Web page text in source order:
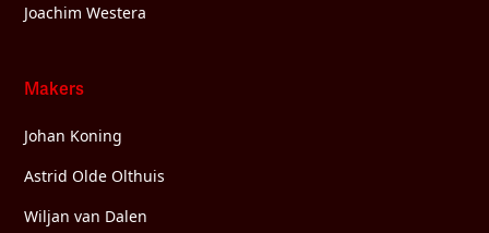
Joachim Westera
Makers
Johan Koning
Astrid Olde Olthuis
Wiljan van Dalen